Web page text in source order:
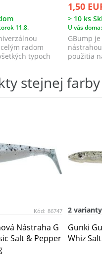
11.8.
radom
typoch
1,50
> 10 ks
U vás
GBump
použitia
stejnej farby
Kód: 86747
Nástraha G
Salt & Pepper
2 varianty
Gunki
Whiz